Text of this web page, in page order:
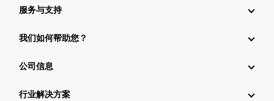
服务与支持
我们如何帮助您？
公司信息
行业解决方案